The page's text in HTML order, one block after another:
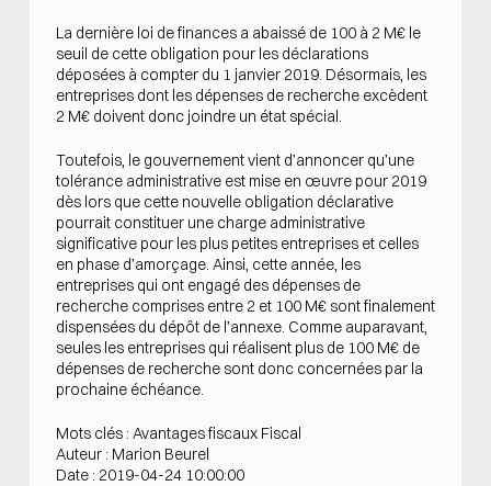
La dernière loi de finances a abaissé de 100 à 2 M€ le
seuil de cette obligation pour les déclarations
déposées à compter du 1 janvier 2019. Désormais, les
entreprises dont les dépenses de recherche excèdent
2 M€ doivent donc joindre un état spécial.
Toutefois, le gouvernement vient d’annoncer qu’une
tolérance administrative est mise en œuvre pour 2019
dès lors que cette nouvelle obligation déclarative
pourrait constituer une charge administrative
significative pour les plus petites entreprises et celles
en phase d’amorçage. Ainsi, cette année, les
entreprises qui ont engagé des dépenses de
recherche comprises entre 2 et 100 M€ sont finalement
dispensées du dépôt de l’annexe. Comme auparavant,
seules les entreprises qui réalisent plus de 100 M€ de
dépenses de recherche sont donc concernées par la
prochaine échéance.
Mots clés : Avantages fiscaux Fiscal
Auteur : Marion Beurel
Date : 2019-04-24 10:00:00